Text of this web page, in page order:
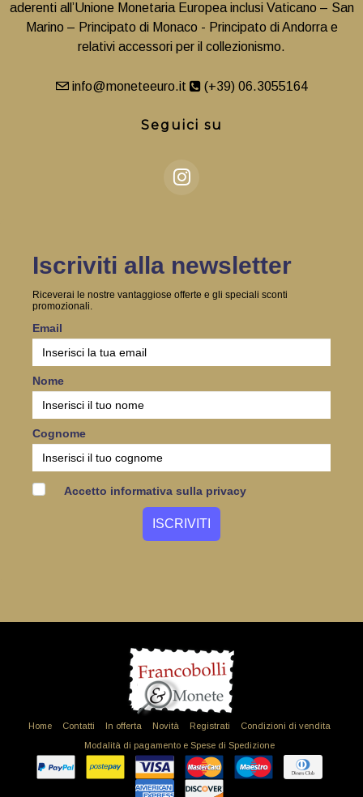
aderenti all’Unione Monetaria Europea inclusi Vaticano – San
Marino – Principato di Monaco - Principato di Andorra e
relativi accessori per il collezionismo.
info@moneteeuro.it (+39) 06.3055164
Seguici su
Iscriviti alla newsletter
Riceverai le nostre vantaggiose offerte e gli speciali sconti
promozionali.
Email
Nome
Cognome
Accetto informativa sulla privacy
Home Contatti In offerta Novità Registrati
Condizioni di vendita
Modalità di pagamento e Spese di Spedizione